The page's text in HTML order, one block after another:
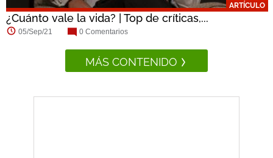
ARTÍCULO
¿Cuánto vale la vida? | Top de críticas,...
05/Sep/21 0 Comentarios
MÁS CONTENIDO